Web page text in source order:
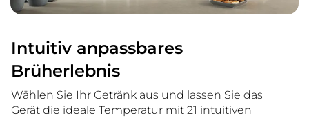
Intuitiv anpassbares
Brüherlebnis
Wählen Sie Ihr Getränk aus und lassen Sie das
Gerät die ideale Temperatur mit 21 intuitiven